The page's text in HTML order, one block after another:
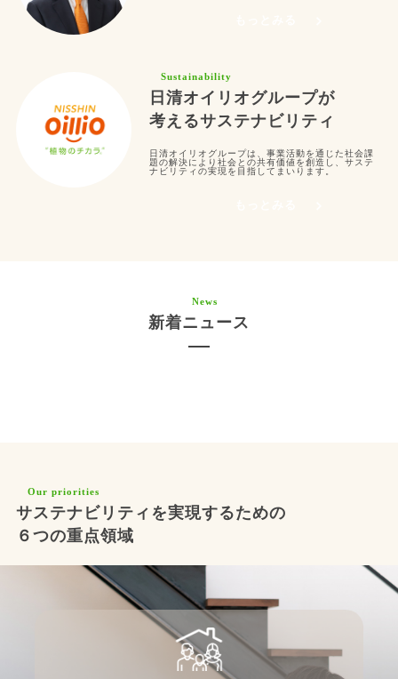
Sustainability
日清オイリオグループが
考えるサステナビリティ
日清オイリオグループは、事業活動を通じた社会課
題の解決により社会との共有価値を創造し、サステ
ナビリティの実現を目指してまいります。
News
新着ニュース
Our priorities
サステナビリティを実現するための
６つの重点領域